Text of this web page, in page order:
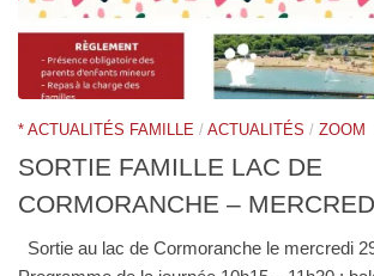
* ACTUALITÉS FAMILLE / ACTUALITÉS / ZOOM
SORTIE FAMILLE LAC DE
CORMORANCHE –
Sortie au lac de Cormoranche le mercredi